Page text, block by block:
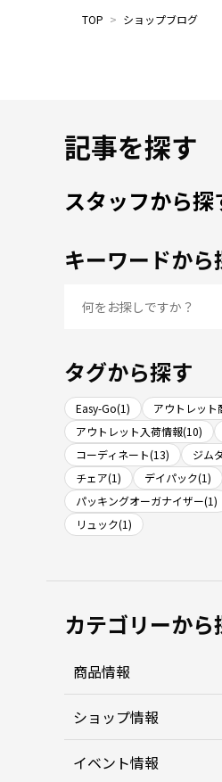
TOP > ショップブログ
記事を探す
スタッフから探
キーワードから
タグから探す
Easy-Go(1) アウトレット
アウトレット入荷情報(10)
コーディネート(13)
ジム
チェア(1)
デイパック(1)
パッキングオーガナイザー(1)
リュック(1)
カテゴリーから
商品情報
ショップ情報
イベント情報